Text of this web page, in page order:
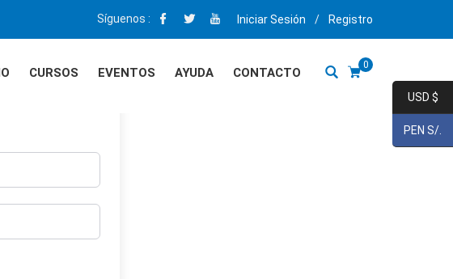
Síguenos : Iniciar Sesión / Registro
0
CURSOS EVENTOS AYUDA CONTACTO
USD $
PEN S/.